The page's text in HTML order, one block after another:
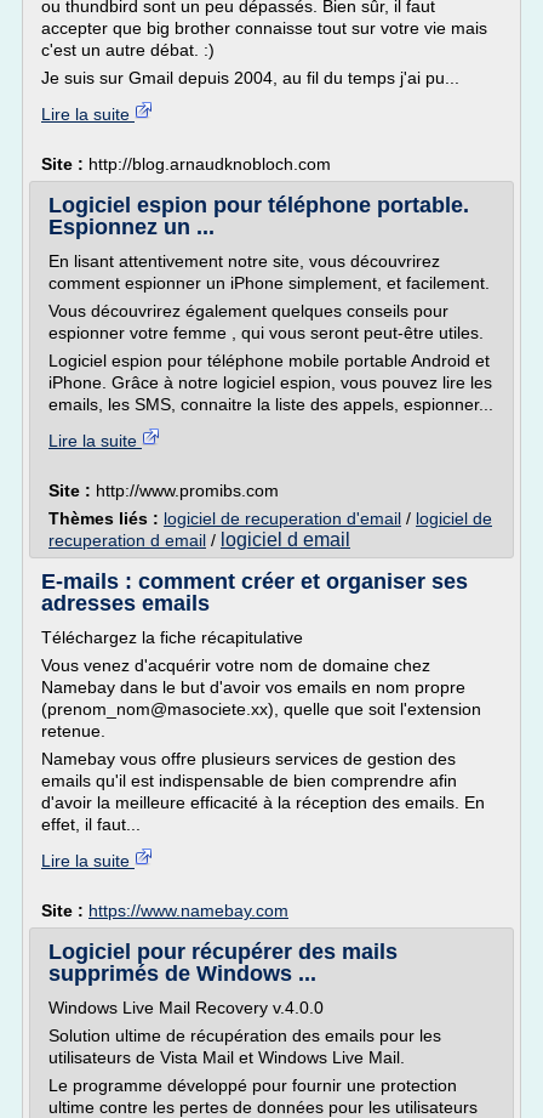
ou thundbird sont un peu dépassés. Bien sûr, il faut
accepter que big brother connaisse tout sur votre vie mais
c'est un autre débat. :)
Je suis sur Gmail depuis 2004, au fil du temps j'ai pu...
Lire la suite
Site : http://blog.arnaudknobloch.com
Logiciel espion pour téléphone portable.
Espionnez un ...
En lisant attentivement notre site, vous découvrirez
comment espionner un iPhone simplement, et facilement.
Vous découvrirez également quelques conseils pour
espionner votre femme , qui vous seront peut-être utiles.
Logiciel espion pour téléphone mobile portable Android et
iPhone. Grâce à notre logiciel espion, vous pouvez lire les
emails, les SMS, connaitre la liste des appels, espionner...
Lire la suite
Site : http://www.promibs.com
Thèmes liés : logiciel de recuperation d'email / logiciel de
recuperation d email / logiciel d email
E-mails : comment créer et organiser ses
adresses emails
Téléchargez la fiche récapitulative
Vous venez d'acquérir votre nom de domaine chez
Namebay dans le but d'avoir vos emails en nom propre
(prenom_nom@masociete.xx), quelle que soit l'extension
retenue.
Namebay vous offre plusieurs services de gestion des
emails qu'il est indispensable de bien comprendre afin
d'avoir la meilleure efficacité à la réception des emails. En
effet, il faut...
Lire la suite
Site : https://www.namebay.com
Logiciel pour récupérer des mails
supprimés de Windows ...
Windows Live Mail Recovery v.4.0.0
Solution ultime de récupération des emails pour les
utilisateurs de Vista Mail et Windows Live Mail.
Le programme développé pour fournir une protection
ultime contre les pertes de données pour les utilisateurs